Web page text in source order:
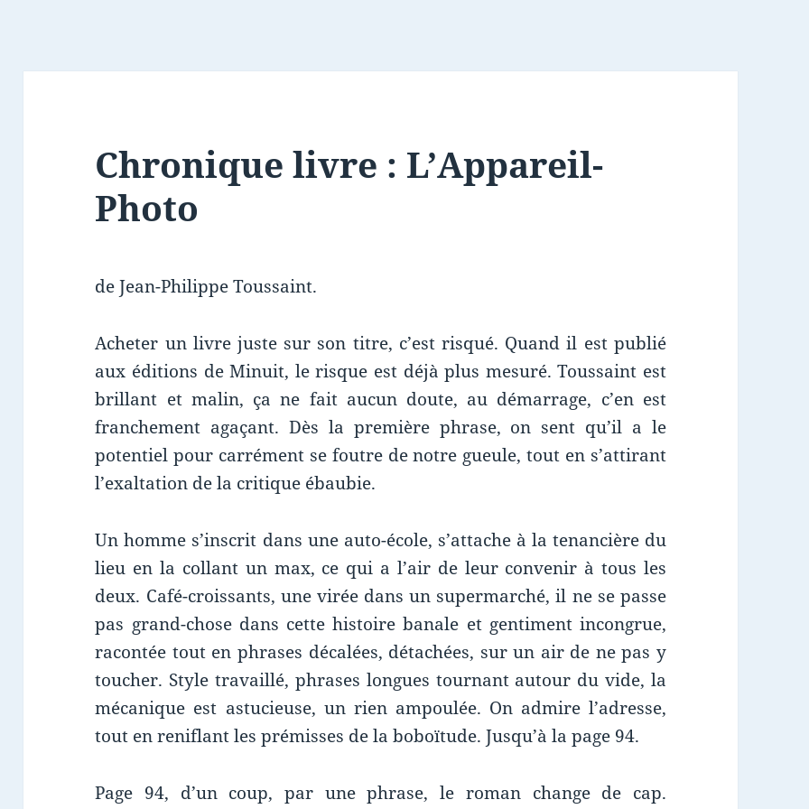
Chronique livre : L’Appareil-
Photo
de Jean-Philippe Toussaint.
Acheter un livre juste sur son titre, c’est risqué. Quand il est publié
aux éditions de Minuit, le risque est déjà plus mesuré. Toussaint est
brillant et malin, ça ne fait aucun doute, au démarrage, c’en est
franchement agaçant. Dès la première phrase, on sent qu’il a le
potentiel pour carrément se foutre de notre gueule, tout en s’attirant
l’exaltation de la critique ébaubie.
Un homme s’inscrit dans une auto-école, s’attache à la tenancière du
lieu en la collant un max, ce qui a l’air de leur convenir à tous les
deux. Café-croissants, une virée dans un supermarché, il ne se passe
pas grand-chose dans cette histoire banale et gentiment incongrue,
racontée tout en phrases décalées, détachées, sur un air de ne pas y
toucher. Style travaillé, phrases longues tournant autour du vide, la
mécanique est astucieuse, un rien ampoulée. On admire l’adresse,
tout en reniflant les prémisses de la boboïtude. Jusqu’à la page 94.
Page 94, d’un coup, par une phrase, le roman change de cap.